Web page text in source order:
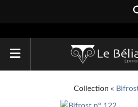
Collection «